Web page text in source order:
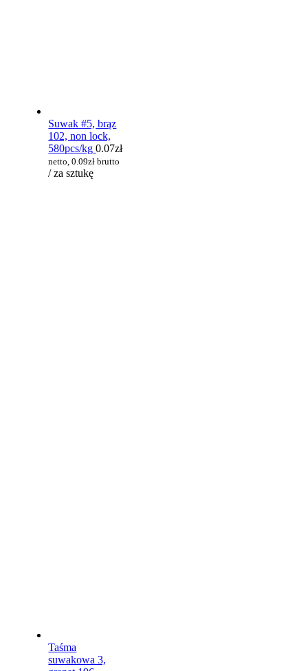
Suwak #5, brąz
102, non lock,
580pcs/kg 0.07zł
netto,0.09zł brutto
/ za sztukę
Taśma
suwakowa 3,